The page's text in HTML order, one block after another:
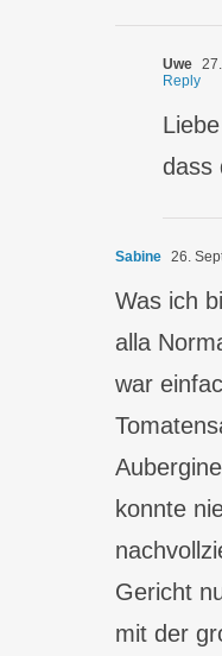
Uwe
Reply
dass
Sabine 26.
Was ich
alla
war
konnte
Gericht
mit der